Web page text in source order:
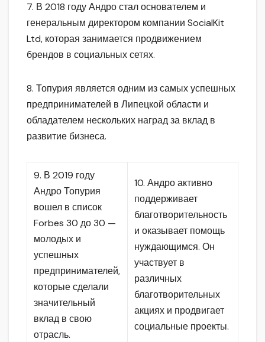
7. В 2018 году Андро стал основателем и
генеральным директором компании SocialKit
Ltd, которая занимается продвижением
брендов в социальных сетях.
8. Топурия является одним из самых успешных
предпринимателей в Липецкой области и
обладателем нескольких наград за вклад в
развитие бизнеса.
9. В 2019 году
Андро Топурия
вошел в список
Forbes 30 до 30 —
молодых и
успешных
предпринимателей,
которые сделали
значительный
вклад в свою
отрасль.
10. Андро активно
поддерживает
благотворительность
и оказывает помощь
нуждающимся. Он
участвует в
различных
благотворительных
акциях и продвигает
социальные проекты.